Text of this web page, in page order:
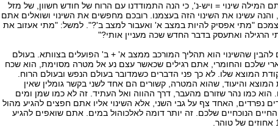
המילה שינוי = ויש-נ', כי הנה התמודדנו עם הרוח של חודש חשוון, של מזל
והנה עשינו את השינוי הזה בעצמנו. רובכם מחפשים את השינוי ושואלים אתם
"מתי אפסיק להיות במצב א' ואעבור למצב ב'?". למשל: "מתי אעזוב את
הרגילה ואתעסק בדבר החדש שכה מעניין אותי?"
להבין שהשינוי הוא תהליך המורכב ממצב א' + ב' הפועלים בצוותא. בעולם
שלכם והחומרי, אתם רגילים שכאשר עצם נע אל מטרה מסוימת, הוא שכח
המוצא שלו. לא כך פני הדברים כשמדובר בעולם הנפש ובעולם הרוח.
המוצא והיעוד, שהוא המטרה, קשורים הם אחד לשני בקשר גומלין שאין
הוא כמו נהר שזורם מהעבר, דרך ההווה ואל העתיד. זה לא כמו שמן ומים
נפרדים, האחד צף על גבי השני, אלא השינוי אליו אתם חפצים להגיע מהול
הנוכחיים שלכם. זה יותר דומה לאלכוהול במים. אתם שואפים להגיע